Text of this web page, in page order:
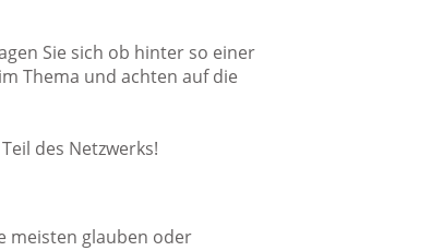
Sie sich ob hinter so einer
Thema und achten auf die
des Netzwerks!
meisten glauben oder